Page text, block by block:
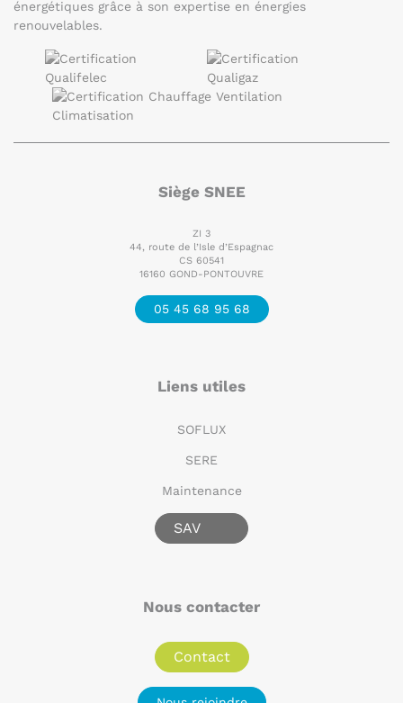
énergétiques grâce à son expertise en énergies
renouvelables.
Siège SNEE
ZI 3
44, route de l’Isle d’Espagnac
CS 60541
16160 GOND-PONTOUVRE
05 45 68 95 68
Liens utiles
SOFLUX
SERE
Maintenance
SAV
Nous contacter
Contact